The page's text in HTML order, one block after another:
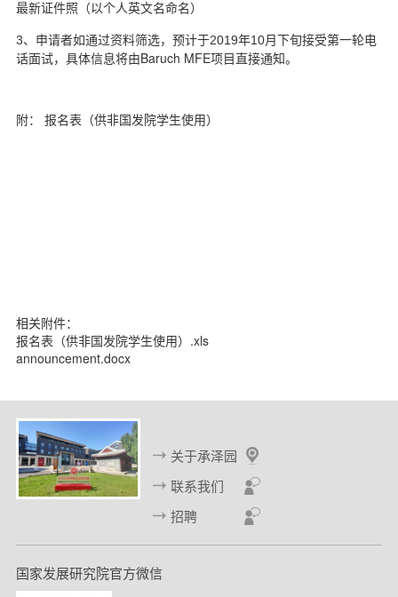
最新证件照（以个人英文名命名）
3、申请者如通过资料筛选，预计于2019年10月下旬接受第一轮电
话面试，具体信息将由Baruch MFE项目直接通知。
附： 报名表 （供非国发院学生使用）
相关附件：
报名表（供非国发院学生使用）.xls
announcement.docx
关于承泽园
联系我们
招聘
国家发展研究院官方微信